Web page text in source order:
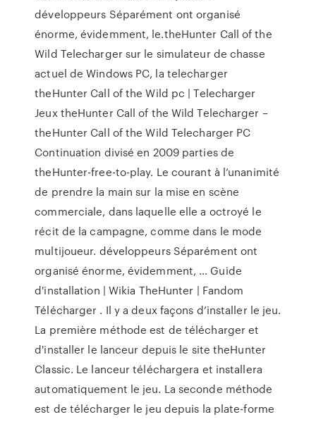
développeurs Séparément ont organisé
énorme, évidemment, le.theHunter Call of the
Wild Telecharger sur le simulateur de chasse
actuel de Windows PC, la telecharger
theHunter Call of the Wild pc | Telecharger
Jeux theHunter Call of the Wild Telecharger –
theHunter Call of the Wild Telecharger PC
Continuation divisé en 2009 parties de
theHunter-free-to-play. Le courant à l’unanimité
de prendre la main sur la mise en scène
commerciale, dans laquelle elle a octroyé le
récit de la campagne, comme dans le mode
multijoueur. développeurs Séparément ont
organisé énorme, évidemment, … Guide
d'installation | Wikia TheHunter | Fandom
Télécharger . Il y a deux façons d’installer le jeu.
La première méthode est de télécharger et
d'installer le lanceur depuis le site theHunter
Classic. Le lanceur téléchargera et installera
automatiquement le jeu. La seconde méthode
est de télécharger le jeu depuis la plate-forme